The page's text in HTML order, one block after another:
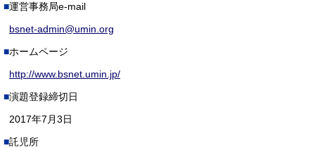
運営事務局e-mail
bsnet-admin@umin.org
ホームページ
http://www.bsnet.umin.jp/
演題登録締切日
2017年7月3日
託児所